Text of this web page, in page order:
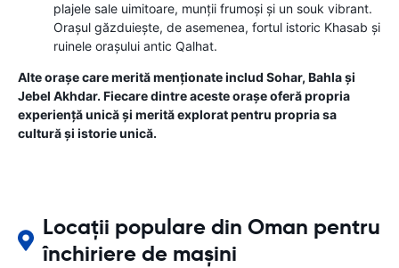
plajele sale uimitoare, munții frumoși și un souk vibrant.
Orașul găzduiește, de asemenea, fortul istoric Khasab și
ruinele orașului antic Qalhat.
Alte orașe care merită menționate includ Sohar, Bahla și
Jebel Akhdar. Fiecare dintre aceste orașe oferă propria
experiență unică și merită explorat pentru propria sa
cultură și istorie unică.
Locații populare din Oman pentru
închiriere de mașini